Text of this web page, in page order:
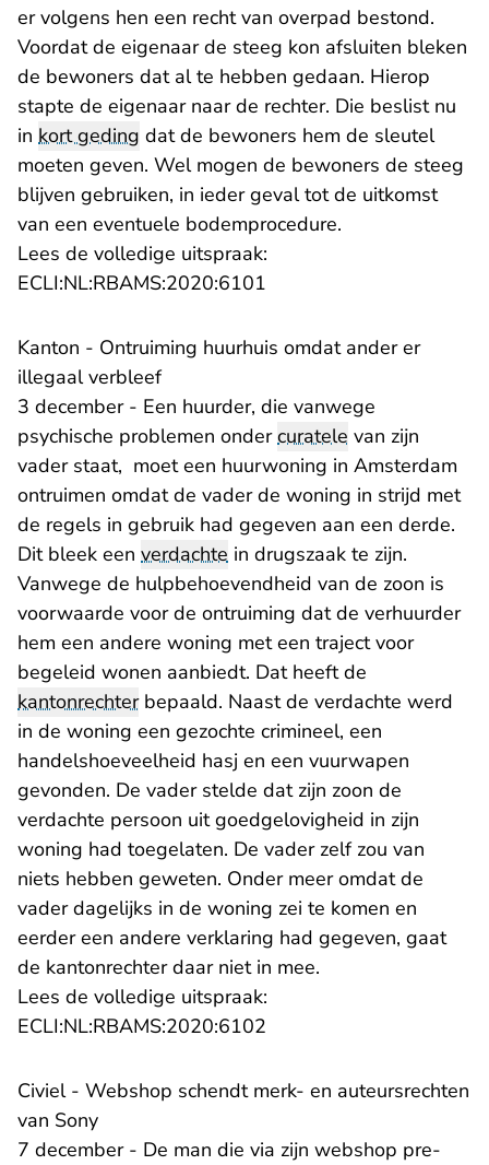
er volgens hen een recht van overpad bestond.
Voordat de eigenaar de steeg kon afsluiten bleken
de bewoners dat al te hebben gedaan. Hierop
stapte de eigenaar naar de rechter. Die beslist nu
in kort geding dat de bewoners hem de sleutel
moeten geven. Wel mogen de bewoners de steeg
blijven gebruiken, in ieder geval tot de uitkomst
van een eventuele bodemprocedure.
Lees de volledige uitspraak:
ECLI:NL:RBAMS:2020:6101
Kanton - Ontruiming huurhuis omdat ander er
illegaal verbleef
3 december - Een huurder, die vanwege
psychische problemen ondercuratele van zijn
vader staat, moet een huurwoning in Amsterdam
ontruimen omdat de vader de woning in strijd met
de regels in gebruik had gegeven aan een derde.
Dit bleek een verdachte in drugszaak te zijn.
Vanwege de hulpbehoevendheid van de zoon is
voorwaarde voor de ontruiming dat de verhuurder
hem een andere woning met een traject voor
begeleid wonen aanbiedt. Dat heeft de
kantonrechterbepaald. Naast de verdachte werd
in de woning een gezochte crimineel, een
handelshoeveelheid hasj en een vuurwapen
gevonden. De vader stelde dat zijn zoon de
verdachte persoon uit goedgelovigheid in zijn
woning had toegelaten. De vader zelf zou van
niets hebben geweten. Onder meer omdat de
vader dagelijks in de woning zei te komen en
eerder een andere verklaring had gegeven, gaat
de kantonrechter daar niet in mee.
Lees de volledige uitspraak:
ECLI:NL:RBAMS:2020:6102
​Civiel - Webshop schendt merk- en auteursrechten
van Sony
7 december - De man die via zijn webshop pre-